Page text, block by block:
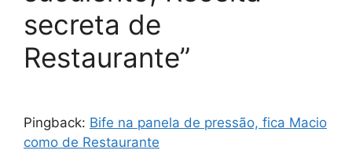
secreta de
Restaurante”
Pingback: Bife na panela de pressão, fica Macio
como de Restaurante